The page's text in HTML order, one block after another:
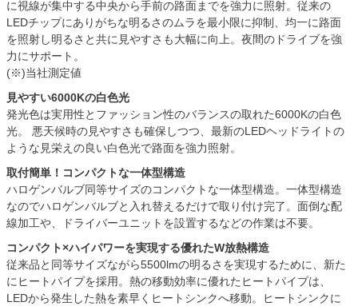
に視線が集中する中央から手前の路面までを強力に照射。従来の
LEDチップにありがちな明るさのムラを最小限に抑制、均一に路面
を照射し明るさと共に見やすさも大幅に向上。夜間のドライブを強
力にサポート。
(※)当社測定値
見やすい6000Kの白色光
発光色は実用性とファッション性のバランスの取れた6000Kの白色
光。 悪天候時の見やすさも確保しつつ、最新のLEDヘッドライトの
ような見栄えの良い白色光で路面を強力照射。
取付簡単！コンパクトな一体型構造
ハロゲンバルブ同等サイズのコンパクトな一体型構造。一体型構造
なのでハロゲンバルブと入れ替えるだけで取り付け完了。面倒な配
線加工や、ドライバーユニットを設置するなどの作業は不要。
コンパクト×ハイパワーを実現する優れたW放熱構造
従来品と同等サイズながら5500lmの明るさを実現するために、新た
にヒートパイプを採用。熱の移動効率に優れたヒートパイプは、
LEDから発生した熱を素早くヒートシンクへ移動。ヒートシンクに